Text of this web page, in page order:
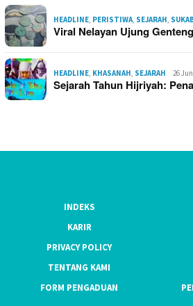
HEADLINE, PERISTIWA, SEJARAH,
Viral Nelayan Ujung
HEADLINE, KHASANAH, SEJARAH 26
Sejarah Tahun Hijriyah:
INDEKS
KARIR
PRIVACY POLICY
TENTANG KAMI
FORM PENGADUAN